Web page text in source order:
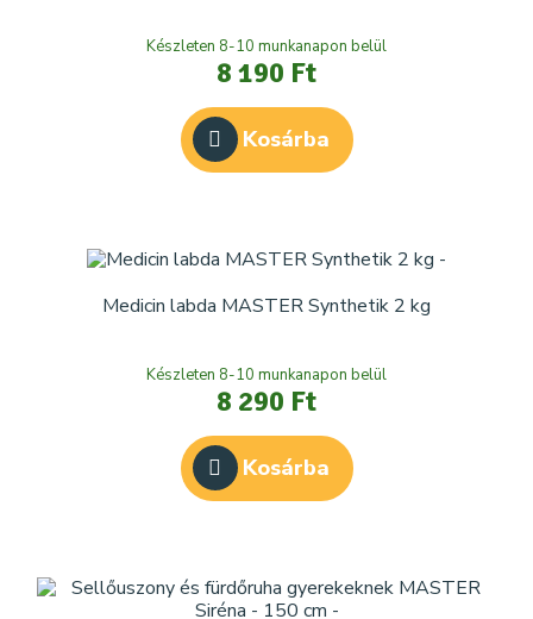
Készleten 8-10 munkanapon belül
8 190 Ft
Kosárba
Medicin labda MASTER Synthetik 2 kg
Készleten 8-10 munkanapon belül
8 290 Ft
Kosárba